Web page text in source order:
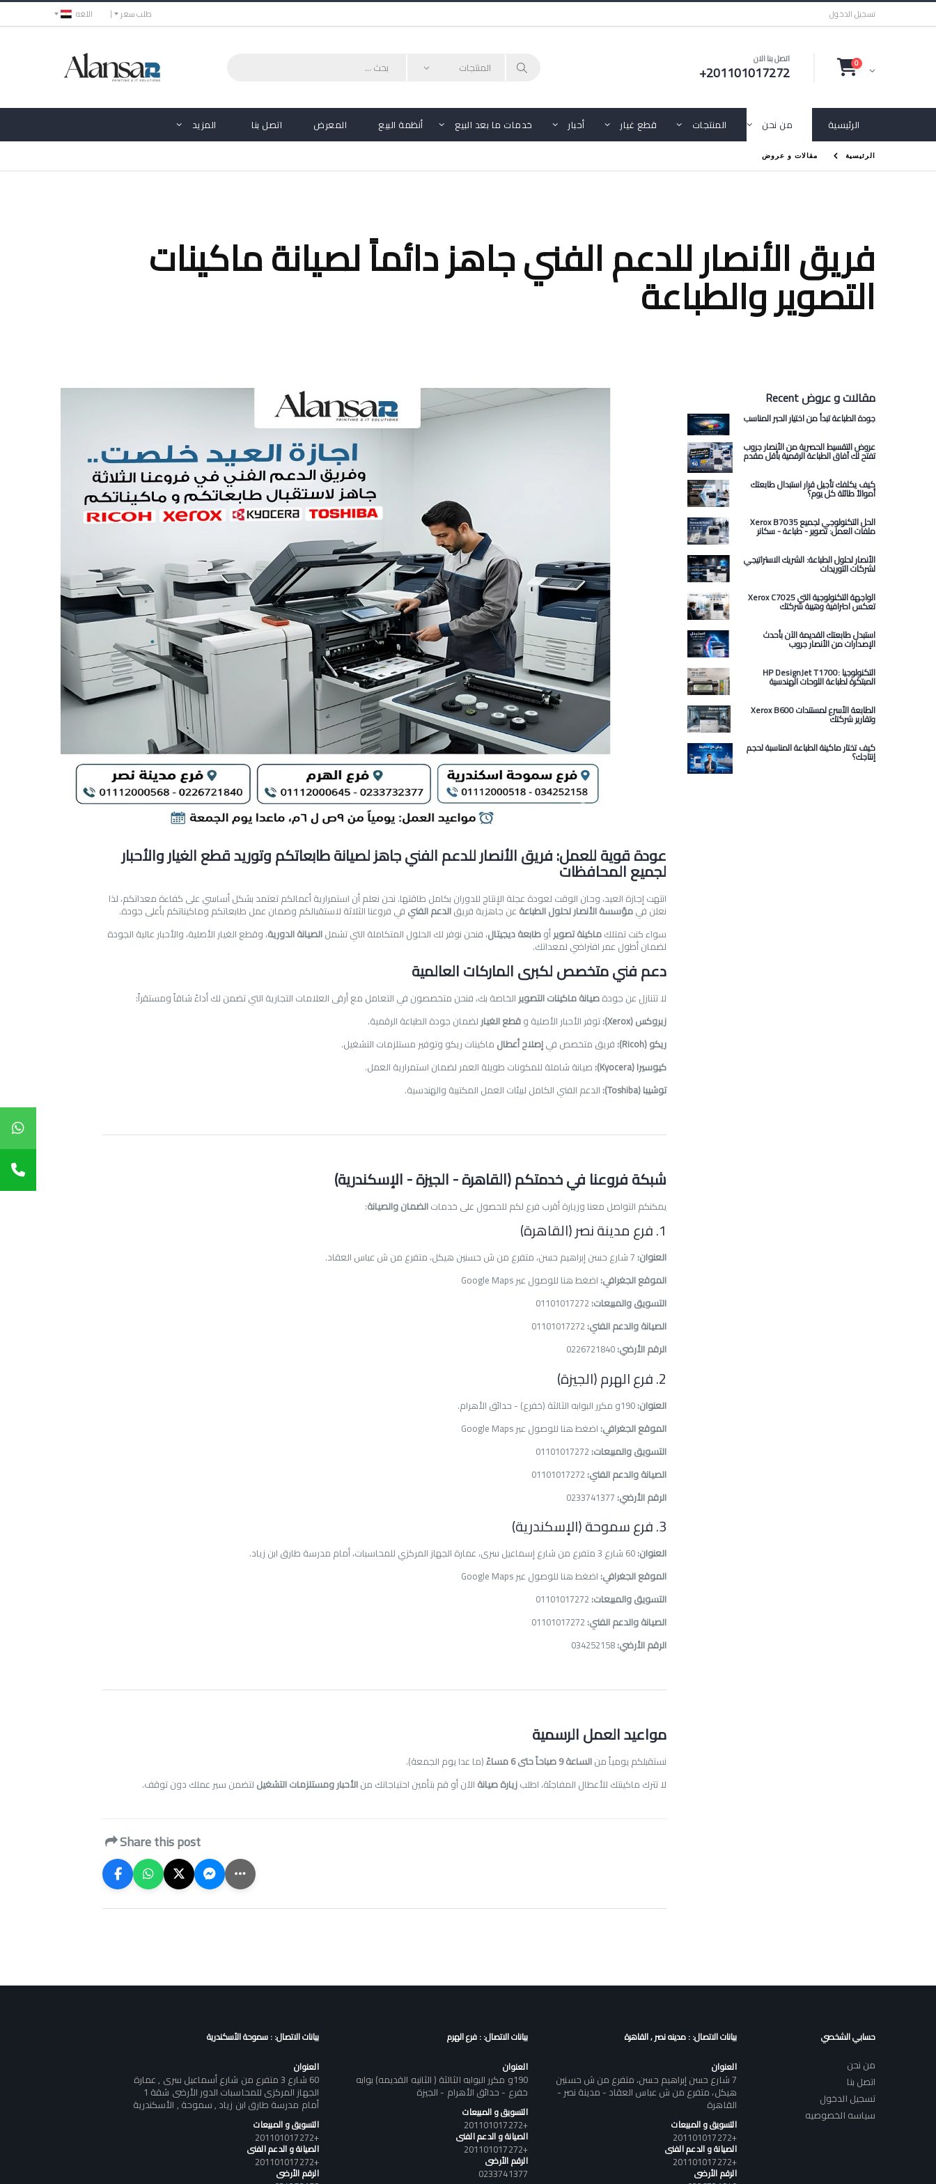
اللغه طلب سعر تسجيل الدخول
اتصل بنا الان
+201101017272 0
الرئيسية من نحن المنتجات قطع غيار أحبار خدمات ما بعد البيع أنظمة البيع المعرض اتصل بنا المزيد
الرئيسية مقالات و عروض
فريق الأنصار للدعم الفني جاهز دائماً لصيانة ماكينات
التصوير والطباعة
عودة قوية للعمل: فريق الأنصار للدعم الفني جاهز لصيانة طابعاتكم وتوريد قطع الغيار والأحبار
لجميع المحافظات
انتهت إجازة العيد، وحان الوقت لعودة عجلة الإنتاج للدوران بكامل طاقتها. نحن نعلم أن استمرارية أعمالكم تعتمد بشكل أساسي على كفاءة معداتكم، لذا
نعلن فيمؤسسة الأنصار لحلول الطباعة عن جاهزية فريقالدعم الفني في فروعنا الثلاثة لاستقبالكم وضمان عمل طابعاتكم وماكيناتكم بأعلى جودة.
سواء كنت تمتلكماكينة تصويرأوطابعة ديجيتال، فنحن نوفر لك الحلول المتكاملة التي تشملالصيانة الدورية، وقطع الغيار الأصلية، والأحبار عالية الجودة
لضمان أطول عمر افتراضي لمعداتك.
دعم فني متخصص لكبرى الماركات العالمية
لا تتنازل عن جودةصيانة ماكينات التصويرالخاصة بك، فنحن متخصصون في التعامل مع أرقى العلامات التجارية التي تضمن لك أداءً شاقاً ومستقراً:
زيروكس (Xerox)
:توفر الأحبار الأصلية وقطع الغيارلضمان جودة الطباعة الرقمية.
ريكو (Ricoh)
: فريق متخصص فيإصلاح أعطال ماكينات ريكو وتوفير مستلزمات التشغيل.
كيوسيرا (Kyocera)
: صيانة شاملة للمكونات طويلة العمر لضمان استمرارية العمل.
توشيبا (Toshiba)
: الدعم الفني الكامل لبيئات العمل المكتبية والهندسية.
شبكة فروعنا في خدمتكم (القاهرة - الجيزة - الإسكندرية)
يمكنكم التواصل معنا وزيارة أقرب فرع لكم للحصول على خدماتالضمان والصيانة:
1. فرع مدينة نصر (القاهرة)
العنوان:
الموقع الجغرافي: اضغط هنا للوصول عبر Google Maps
التسويق والمبيعات: 01101017272
الصيانة والدعم الفني: 01101017272
الرقم الأرضي:0226721840
2. فرع الهرم (الجيزة)
العنوان:
الموقع الجغرافي: اضغط هنا للوصول عبر Google Maps
التسويق والمبيعات: 01101017272
الصيانة والدعم الفني: 01101017272
الرقم الأرضي: 0233741377
3. فرع سموحة (الإسكندرية)
العنوان:
الموقع الجغرافي: اضغط هنا للوصول عبر Google Maps
التسويق والمبيعات: 01101017272
الصيانة والدعم الفني: 01101017272
الرقم الأرضي:034252158
مواعيد العمل الرسمية
نستقبلكم يومياً منالساعة 9 صباحاً حتى 6 مساءً
(ما عدا يوم الجمعة).
لا تترك ماكينتك للأعطال المفاجئة، اطلبزيارة صيانة الآن أو قم بتأمين احتياجاتك منالأحبار ومستلزمات التشغيل لتضمن سير عملك دون توقف.
Share this post
Recent مقالات و عروض
جودة الطباعة تبدأ من اختيار الحبر المناسب
عروض التقسيط الحصرية من الأنصار جروب
تفتح لك آفاق الطباعة الرقمية بأقل مقدم
كيف يكلفك تأجيل قرار استبدال طابعتك
أموالاً طائلة كل يوم؟
Xerox B7035 الحل التكنولوجي لجميع
ملفات العمل: تصوير - طباعة - سكانر
الأنصار لحلول الطباعة: الشريك الاستراتيجي
لشركات التوريدات
Xerox C7025 الواجهة التكنولوجية التي
تعكس احترافية وهيبة شركتك
استبدل طابعتك القديمة الآن بأحدث
الإصدارات من الأنصار جروب
HP DesignJet T1700: التكنولوجيا
المبتكرة لطباعة اللوحات الهندسية
Xerox B600 الطابعة الأسرع لمستندات
وتقارير شركتك
كيف تختار ماكينة الطباعة المناسبة لحجم
إنتاجك؟
حسابي الشخصي
من نحن
اتصل بنا
تسجيل الدخول
سياسه الخصوصيه
بيانات الاتصال: : مدينه نصر , القاهرة
العنوان
7 شارع حسن إبراهيم حسن، متفرع من ش حسنين
هيكل، متفرع من ش عباس العقاد - مدينة نصر -
القاهرة
التسويق و المبيعات
+201101017272
الصيانة و الدعم الفنى
+201101017272
الرقم الأرضى
بيانات الاتصال: : فرع الهرم
العنوان
190و مكرر البوابه الثالثة ( الثانيه القديمه) بوابه
خفرع - حدائق الأهرام - الجيزة
التسويق و المبيعات
+201101017272
الصيانة و الدعم الفنى
+201101017272
الرقم الأرضى
0233741377
بيانات الاتصال: : سموحة الأسكندرية
العنوان
60 شارع 3 متفرع من شارع أسماعيل سرى , عمارة
الجهاز المركزى للمحاسبات الدور الأرضى شقة 1
أمام مدرسة طارق ابن زياد , سموحة , الأسكندرية
التسويق و المبيعات
+201101017272
الصيانة و الدعم الفنى
+201101017272
الرقم الأرضى